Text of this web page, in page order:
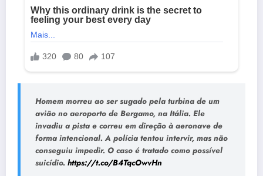
Homem morreu ao ser sugado pela turbina de um
avião no aeroporto de Bergamo, na Itália. Ele
invadiu a pista e correu em direção à aeronave de
forma intencional. A polícia tentou intervir, mas não
conseguiu impedir. O caso é tratado como possível
suicídio. https://t.co/B4TqcOwvHn